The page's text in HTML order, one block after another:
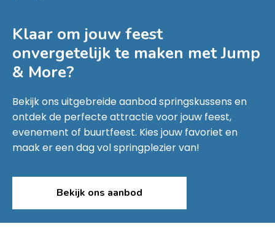
Klaar om jouw feest
onvergetelijk te maken metJump
& More?
Bekijk ons uitgebreide aanbod springskussens en
ontdek de perfecte attractie voor jouw feest,
evenement of buurtfeest. Kies jouw favoriet en
maak er een dag vol springplezier van!
Bekijk ons aanbod